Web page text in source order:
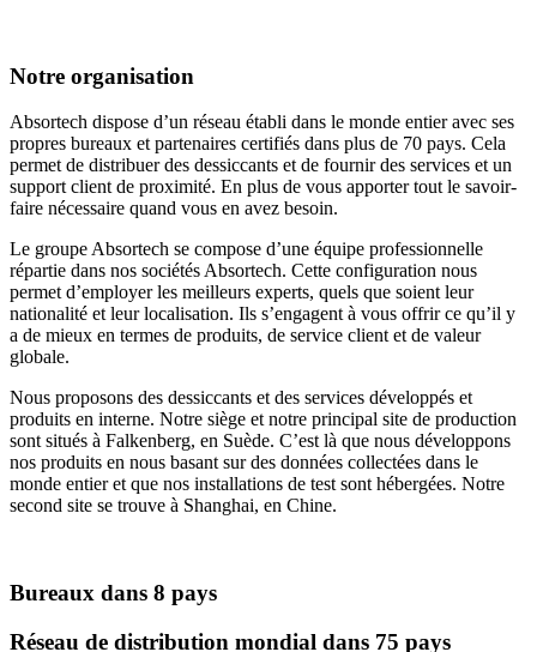
Notre organisation
Absortech dispose d’un réseau établi dans le monde entier avec ses
propres bureaux et partenaires certifiés dans plus de 70 pays. Cela
permet de distribuer des dessiccants et de fournir des services et un
support client de proximité. En plus de vous apporter tout le savoir-
faire nécessaire quand vous en avez besoin.
Le groupe Absortech se compose d’une équipe professionnelle
répartie dans nos sociétés Absortech. Cette configuration nous
permet d’employer les meilleurs experts, quels que soient leur
nationalité et leur localisation. Ils s’engagent à vous offrir ce qu’il y
a de mieux en termes de produits, de service client et de valeur
globale.
Nous proposons des dessiccants et des services développés et
produits en interne. Notre siège et notre principal site de production
sont situés à Falkenberg, en Suède. C’est là que nous développons
nos produits en nous basant sur des données collectées dans le
monde entier et que nos installations de test sont hébergées. Notre
second site se trouve à Shanghai, en Chine.
Bureaux dans 8 pays
Réseau de distribution mondial dans 75 pays